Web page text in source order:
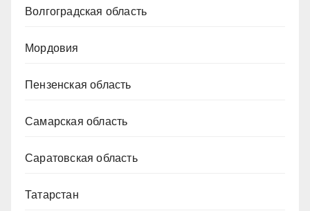
Волгоградская область
Мордовия
Пензенская область
Самарская область
Саратовская область
Татарстан